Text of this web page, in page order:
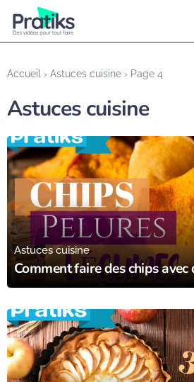
Accueil › Astuces cuisine › Page 4
Astuces cuisine
Comment faire des chips avec
Astuces cuisine